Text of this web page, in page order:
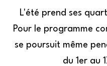
L'été prend ses
Pour le programme
se poursuit même
du 1er au